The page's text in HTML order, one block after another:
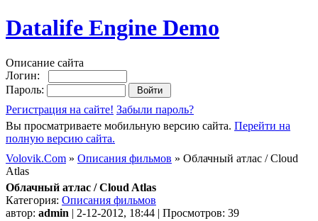
Datalife Engine Demo
Описание сайта
Логин:
Пароль:
Регистрация на сайте! Забыли пароль?
Вы просматриваете мобильную версию сайта. Перейти на
полную версию сайта.
Volovik.Com » Описания фильмов » Облачный атлас / Cloud
Atlas
Облачный атлас / Cloud Atlas
Категория: Описания фильмов
автор: admin | 2-12-2012, 18:44 | Просмотров: 39